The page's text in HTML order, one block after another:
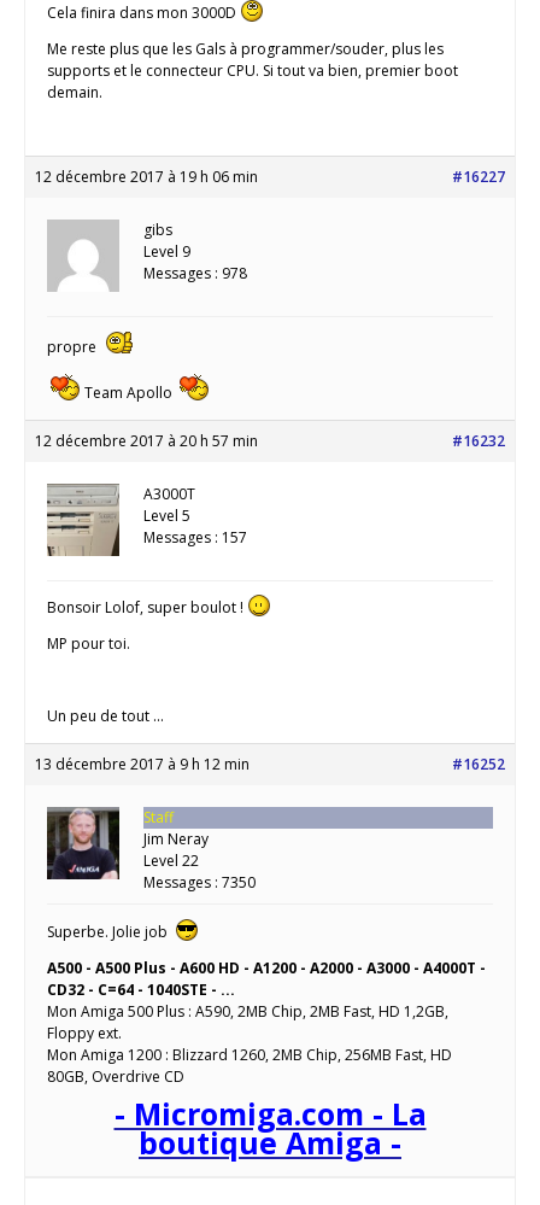
Cela finira dans mon 3000D
Me reste plus que les Gals à programmer/souder, plus les
supports et le connecteur CPU. Si tout va bien, premier boot
demain.
12 décembre 2017 à 19 h 06 min #16227
gibs
Level 9
Messages : 978
propre
Team Apollo
12 décembre 2017 à 20 h 57 min #16232
A3000T
Level 5
Messages : 157
Bonsoir Lolof, super boulot !
MP pour toi.
Un peu de tout ...
13 décembre 2017 à 9 h 12 min #16252
Staff
Jim Neray
Level 22
Messages : 7350
Superbe. Jolie job
A500 - A500 Plus - A600 HD - A1200 - A2000 - A3000 - A4000T -
CD32 - C=64 - 1040STE - ...
Mon Amiga 500 Plus : A590, 2MB Chip, 2MB Fast, HD 1,2GB,
Floppy ext.
Mon Amiga 1200 : Blizzard 1260, 2MB Chip, 256MB Fast, HD
80GB, Overdrive CD
- Micromiga.com - La
boutique Amiga -